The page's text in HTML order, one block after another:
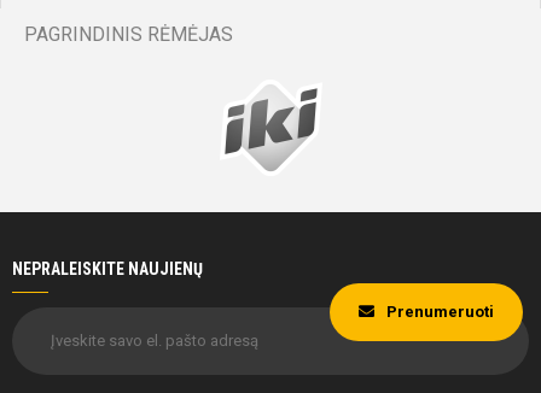
PAGRINDINIS RĖMĖJAS
NEPRALEISKITE NAUJIENŲ
Prenumeruoti